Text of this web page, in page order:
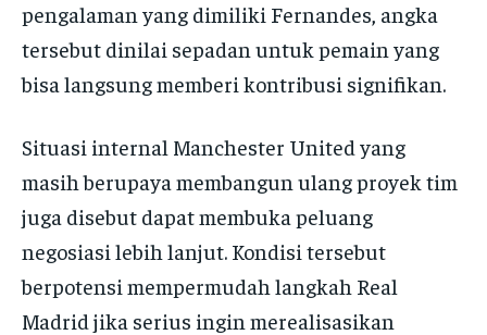
pengalaman yang dimiliki Fernandes, angka
tersebut dinilai sepadan untuk pemain yang
bisa langsung memberi kontribusi signifikan.
Situasi internal Manchester United yang
masih berupaya membangun ulang proyek tim
juga disebut dapat membuka peluang
negosiasi lebih lanjut. Kondisi tersebut
berpotensi mempermudah langkah Real
Madrid jika serius ingin merealisasikan